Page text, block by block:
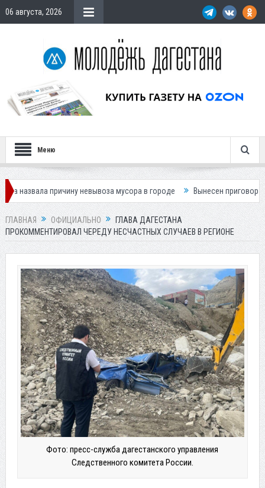
06 августа, 2026
Меню
невывоза мусора в городе Вынесен приговор по делу о
ГЛАВНАЯ ОФИЦИАЛЬНО
ГЛАВА ДАГЕСТАНА
ПРОКОММЕНТИРОВАЛ ЧЕРЕДУ НЕСЧАСТНЫХ СЛУЧАЕВ В РЕГИОНЕ
Фото: пресс-служба дагестанского управления
Следственного комитета России.